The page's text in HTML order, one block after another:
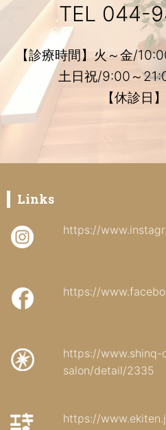
TEL 044-
【診療時間】火～金/
土日祝/9:00～
【休診
Links
https://
https://
https://www.shinq-
salon/detail/2335
https://